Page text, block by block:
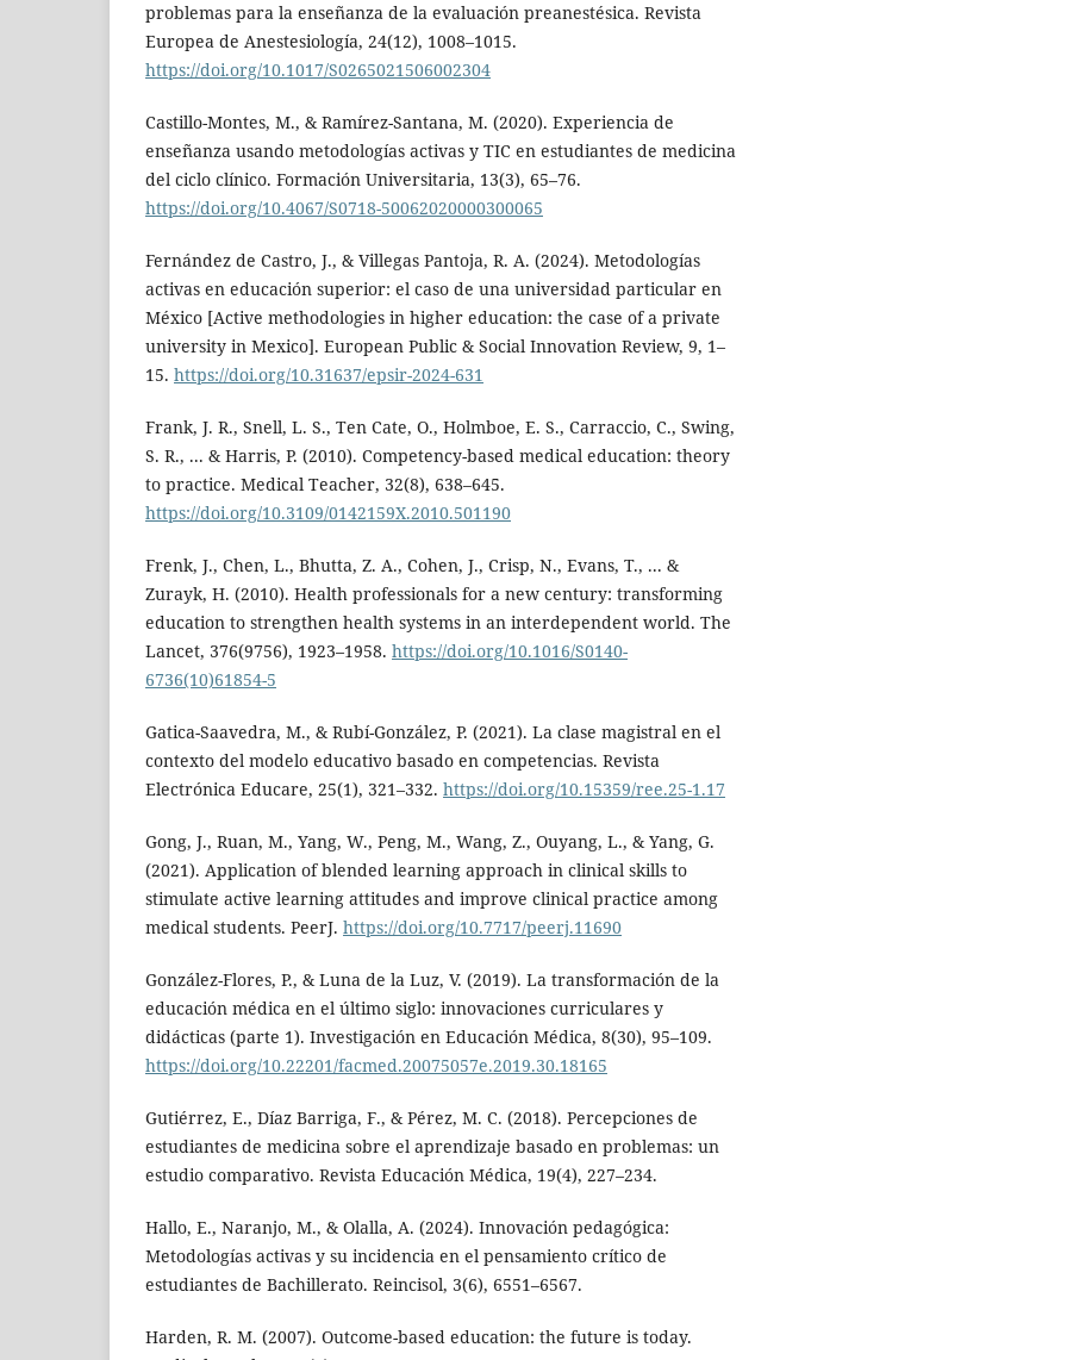
problemas para la enseñanza de la evaluación preanestésica. Revista
Europea de Anestesiología, 24(12), 1008–1015.
https://doi.org/10.1017/S0265021506002304
Castillo-Montes, M., & Ramírez-Santana, M. (2020). Experiencia de
enseñanza usando metodologías activas y TIC en estudiantes de medicina
del ciclo clínico. Formación Universitaria, 13(3), 65–76.
https://doi.org/10.4067/S0718-50062020000300065
Fernández de Castro, J., & Villegas Pantoja, R. A. (2024). Metodologías
activas en educación superior: el caso de una universidad particular en
México [Active methodologies in higher education: the case of a private
university in Mexico]. European Public & Social Innovation Review, 9, 1–
15. https://doi.org/10.31637/epsir-2024-631
Frank, J. R., Snell, L. S., Ten Cate, O., Holmboe, E. S., Carraccio, C., Swing,
S. R., ... & Harris, P. (2010). Competency-based medical education: theory
to practice. Medical Teacher, 32(8), 638–645.
https://doi.org/10.3109/0142159X.2010.501190
Frenk, J., Chen, L., Bhutta, Z. A., Cohen, J., Crisp, N., Evans, T., ... &
Zurayk, H. (2010). Health professionals for a new century: transforming
education to strengthen health systems in an interdependent world. The
Lancet, 376(9756), 1923–1958. https://doi.org/10.1016/S0140-
6736(10)61854-5
Gatica-Saavedra, M., & Rubí-González, P. (2021). La clase magistral en el
contexto del modelo educativo basado en competencias. Revista
Electrónica Educare, 25(1), 321–332. https://doi.org/10.15359/ree.25-1.17
Gong, J., Ruan, M., Yang, W., Peng, M., Wang, Z., Ouyang, L., & Yang, G.
(2021). Application of blended learning approach in clinical skills to
stimulate active learning attitudes and improve clinical practice among
medical students. PeerJ. https://doi.org/10.7717/peerj.11690
González-Flores, P., & Luna de la Luz, V. (2019). La transformación de la
educación médica en el último siglo: innovaciones curriculares y
didácticas (parte 1). Investigación en Educación Médica, 8(30), 95–109.
https://doi.org/10.22201/facmed.20075057e.2019.30.18165
Gutiérrez, E., Díaz Barriga, F., & Pérez, M. C. (2018). Percepciones de
estudiantes de medicina sobre el aprendizaje basado en problemas: un
estudio comparativo. Revista Educación Médica, 19(4), 227–234.
Hallo, E., Naranjo, M., & Olalla, A. (2024). Innovación pedagógica:
Metodologías activas y su incidencia en el pensamiento crítico de
estudiantes de Bachillerato. Reincisol, 3(6), 6551–6567.
Harden, R. M. (2007). Outcome-based education: the future is today.